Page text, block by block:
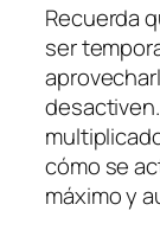
Recuerda
ser
cómo se
máximo y